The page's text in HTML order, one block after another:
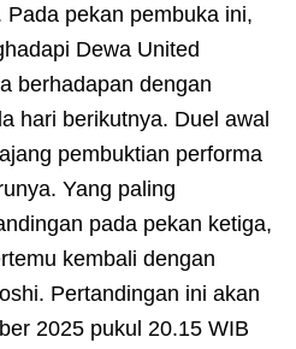
pekan pembuka ini,
Dewa United
berhadapan dengan
hari berikutnya. Duel awal
pembuktian performa
Yang paling
pada pekan ketiga,
kembali dengan
Pertandingan ini akan
2025 pukul 20.15 WIB